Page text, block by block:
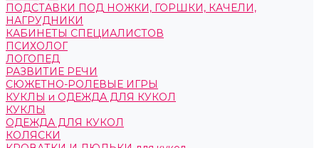
ПОДСТАВКИ ПОД НОЖКИ, ГОРШКИ, КАЧЕЛИ,
НАГРУДНИКИ
КАБИНЕТЫ СПЕЦИАЛИСТОВ
ПСИХОЛОГ
ЛОГОПЕД
РАЗВИТИЕ РЕЧИ
СЮЖЕТНО-РОЛЕВЫЕ ИГРЫ
КУКЛЫ и ОДЕЖДА ДЛЯ КУКОЛ
КУКЛЫ
ОДЕЖДА ДЛЯ КУКОЛ
КОЛЯСКИ